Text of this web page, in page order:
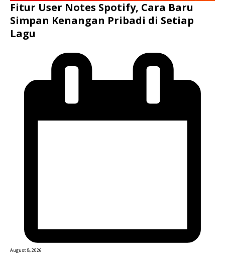
Fitur User Notes Spotify, Cara Baru
Simpan Kenangan Pribadi di Setiap
Lagu
August 8, 2026